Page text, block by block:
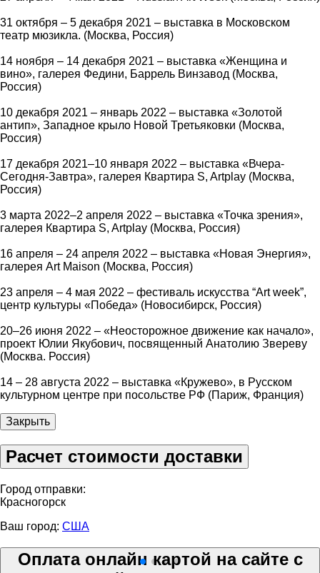
31 октября – 5 декабря 2021 – выставка в Московском
театр мюзикла. (Москва, Россия)
14 ноября – 14 декабря 2021 – выставка «Женщина и
вино», галерея Федини, Баррель Винзавод (Москва,
Россия)
10 декабря 2021 – январь 2022 – выставка «Золотой
антип», Западное крыло Новой Третьяковки (Москва,
Россия)
17 декабря 2021–10 января 2022 – выставка «Вчера-
Сегодня-Завтра», галерея Квартира S, Artplay (Москва,
Россия)
3 марта 2022–2 апреля 2022 – выставка «Точка зрения»,
галерея Квартира S, Artplay (Москва, Россия)
16 апреля – 24 апреля 2022 – выставка «Новая Энергия»,
галерея Art Maison (Москва, Россия)
23 апреля – 4 мая 2022 – фестиваль искусства “Art week”,
центр культуры «Победа» (Новосибирск, Россия)
20–26 июня 2022 – «Неосторожное движение как начало»,
проект Юлии Якубович, посвященный Анатолию Звереву
(Москва. Россия)
14 – 28 августа 2022 – выставка «Кружево», в Русском
культурном центре при посольстве РФ (Париж, Франция)
Закрыть
Расчет стоимости доставки
Город отправки:
Красногорск
Ваш город: США
Оплата онлайн картой на сайте с